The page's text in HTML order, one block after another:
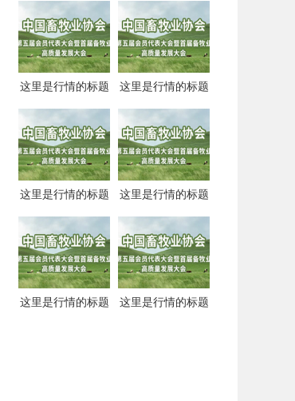
这里是行情的标题 这里是行情的标题
这里是行情的标题 这里是行情的标题
这里是行情的标题 这里是行情的标题